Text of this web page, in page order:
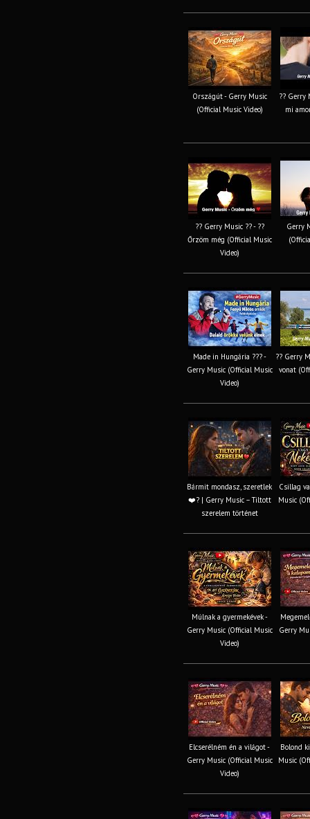
Országút - Gerry Music
(Official Music Video)
?? Gerry
mi
?? Gerry Music ?? - ??
Őrzöm még (Official Music
Video)
Gerry
Made in Hungária ??? -
Gerry Music (Official Music
Video)
?? Gerry
vonat
Bármit mondasz, szeretlek
❤️‍? | Gerry Music – Tiltott
szerelem történet
Csillag
Music
Múlnak a gyermekévek -
Gerry Music (Official Music
Video)
Gerry
Elcserélném én a világot -
Gerry Music (Official Music
Video)
Bolond
Music